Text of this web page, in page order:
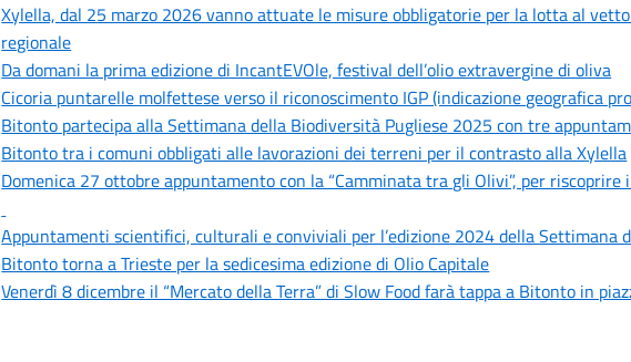
Xylella, dal 25 marzo 2026 vanno attuate le misure obbligatorie per la lotta al
regionale
Da domani la prima edizione di IncantEVOle, festival dell’olio extravergine di oliva
Cicoria puntarelle molfettese verso il riconoscimento IGP (indicazione geografica
Bitonto partecipa alla Settimana della Biodiversità Pugliese 2025 con tre
Bitonto tra i comuni obbligati alle lavorazioni dei terreni per il contrasto alla Xylella
Domenica 27 ottobre appuntamento con la “Camminata tra gli Olivi”, per riscoprire
Appuntamenti scientifici, culturali e conviviali per l’edizione 2024 della Settimana
Bitonto torna a Trieste per la sedicesima edizione di Olio Capitale
Venerdì 8 dicembre il “Mercato della Terra” di Slow Food farà tappa a Bitonto in